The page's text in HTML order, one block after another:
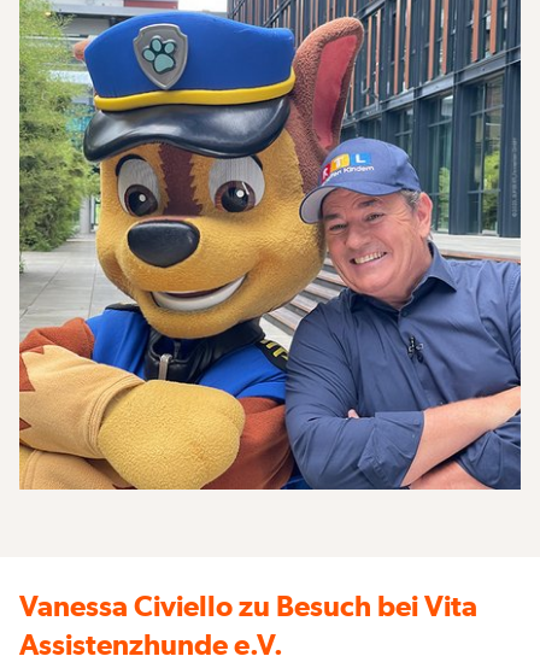
Vanessa Civiello zu Besuch bei Vita
Assistenzhunde e.V.